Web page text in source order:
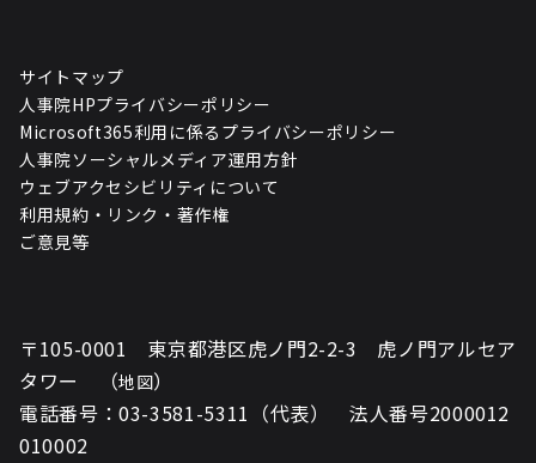
サイトマップ
人事院HPプライバシーポリシー
Microsoft365利用に係るプライバシーポリシー
人事院ソーシャルメディア運用方針
ウェブアクセシビリティについて
利用規約・リンク・著作権
ご意見等
〒105-0001 東京都港区虎ノ門2-2-3 虎ノ門アルセア
タワー （地図）
電話番号：03-3581-5311（代表） 法人番号2000012
010002